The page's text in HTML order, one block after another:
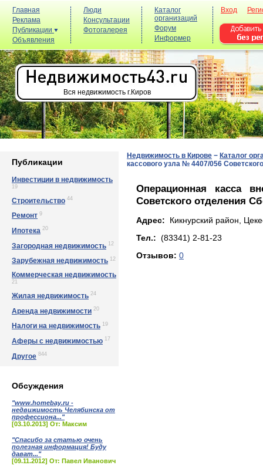
Главная
Реклама
Публикации
Объявления
Люди
Консультации
Фотогалерея
Каталог
организаций
Форум
Информер
Вход
Вся недвижимость г.Киров
Публикации
Инвестиции в недвижимость
19
Строительство 44
Ремонт 9
Ипотека 20
Загородная недвижимость 12
Зарубежная недвижимость 12
Коммерческая недвижимость
21
Жилая недвижимость 24
Аренда недвижимости 20
Налоги на недвижимость 19
Аферы с недвижимостью 17
Другое 844
Обсуждения
"www.homebay.ru -
недвижимость Челябинска от
профессиона..."
[03.10.2013] От: Максим
"Спасибо за статью очень
полезная информация! Буду
дават..."
[09.11.2012] От: Павел Иванович
Недвижимость в Кирове − Каталог
кассового узла № 4407/056
Операционная касса
Советского отделения
Адрес: Кикнурский район,
Тел.: (83341) 2-81-23
Отзывов: 0